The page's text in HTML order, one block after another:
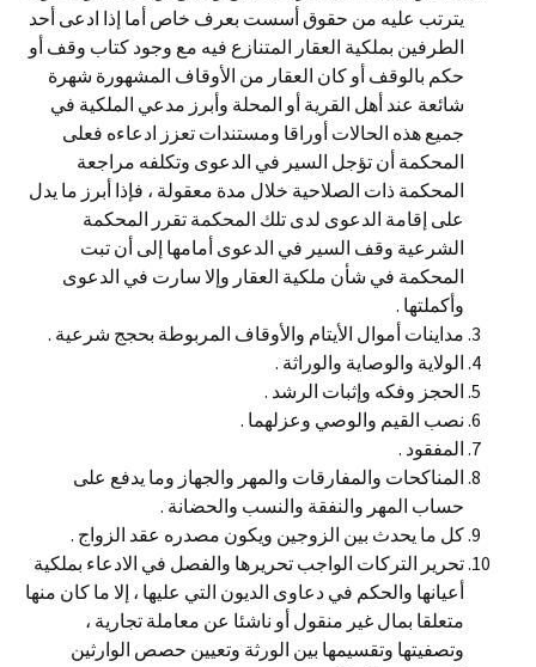
يترتب عليه من حقوق أسست بعرف خاص أما إذا ادعى أحد
الطرفين بملكية العقار المتنازع فيه مع وجود كتاب وقف أو
حكم بالوقف أو كان العقار من الأوقاف المشهورة شهرة
شائعة عند أهل القرية أو المحلة وأبرز مدعي الملكية في
جميع هذه الحالات أوراقا ومستندات تعزز ادعاءه فعلى
المحكمة أن تؤجل السير في الدعوى وتكلفه مراجعة
المحكمة ذات الصلاحية خلال مدة معقولة ، فإذا أبرز ما يدل
على إقامة الدعوى لدى تلك المحكمة تقرر المحكمة
الشرعية وقف السير في الدعوى أمامها إلى أن تبت
المحكمة في شأن ملكية العقار وإلا سارت في الدعوى
وأكملتها .
مداينات أموال الأيتام والأوقاف المربوطة بحجج شرعية .
الولاية والوصاية والوراثة .
الحجز وفكه وإثبات الرشد .
نصب القيم والوصي وعزلهما .
المفقود .
المناكحات والمفارقات والمهر والجهاز وما يدفع على
حساب المهر والنفقة والنسب والحضانة .
كل ما يحدث بين الزوجين ويكون مصدره عقد الزواج .
تحرير التركات الواجب تحريرها والفصل في الادعاء بملكية
أعيانها والحكم في دعاوى الديون التي عليها ، إلا ما كان منها
متعلقا بمال غير منقول أو ناشئا عن معاملة تجارية ،
وتصفيتها وتقسيمها بين الورثة وتعيين حصص الوارثين